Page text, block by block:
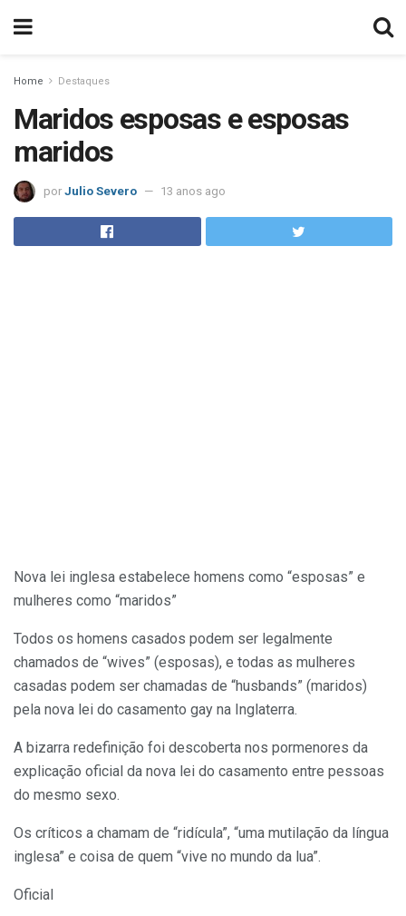
Home Destaques
Maridos esposas e esposas
maridos
por Julio Severo 13 anos ago
Nova lei inglesa estabelece homens como “esposas” e
mulheres como “maridos”
Todos os homens casados podem ser legalmente
chamados de “wives” (esposas), e todas as mulheres
casadas podem ser chamadas de “husbands” (maridos)
pela nova lei do casamento gay na Inglaterra.
A bizarra redefinição foi descoberta nos pormenores da
explicação oficial da nova lei do casamento entre pessoas
do mesmo sexo.
Os críticos a chamam de “ridícula”, “uma mutilação da língua
inglesa” e coisa de quem “vive no mundo da lua”.
Oficial